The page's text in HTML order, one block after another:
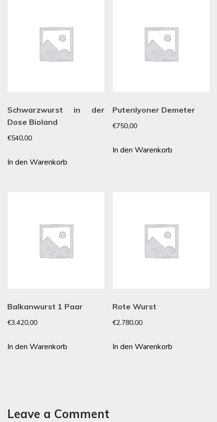
Schwarzwurst in der
Dose Bioland
€540,00
In den Warenkorb
Putenlyoner Demeter
€750,00
In den Warenkorb
Balkanwurst 1 Paar
€3.420,00
In den Warenkorb
Rote Wurst
€2.780,00
In den Warenkorb
Leave a Comment